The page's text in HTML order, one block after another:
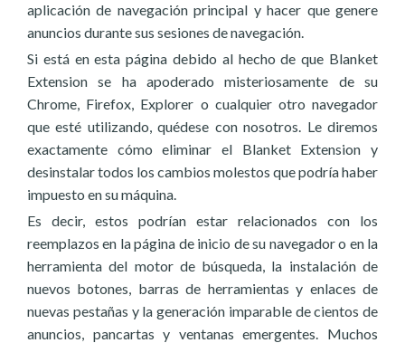
aplicación de navegación principal y hacer que genere
anuncios durante sus sesiones de navegación.
Si está en esta página debido al hecho de que Blanket
Extension se ha apoderado misteriosamente de su
Chrome, Firefox, Explorer o cualquier otro navegador
que esté utilizando, quédese con nosotros. Le diremos
exactamente cómo eliminar el Blanket Extension y
desinstalar todos los cambios molestos que podría haber
impuesto en su máquina.
Es decir, estos podrían estar relacionados con los
reemplazos en la página de inicio de su navegador o en la
herramienta del motor de búsqueda, la instalación de
nuevos botones, barras de herramientas y enlaces de
nuevas pestañas y la generación imparable de cientos de
anuncios, pancartas y ventanas emergentes. Muchos